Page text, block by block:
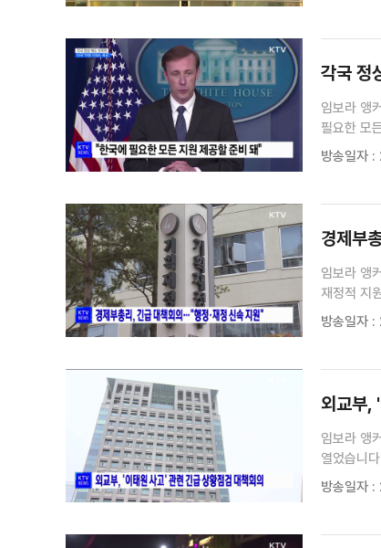
각국 정
임보라 앵
필요한 모든 지원
이태원 사
방송일자
경제부
임보라 앵
재정적 지
사고와 관
방송일자
외교부,
임보라 앵
열었습니
외국인도
방송일자